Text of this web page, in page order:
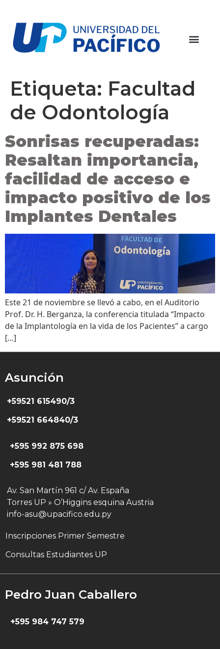
Etiqueta: Facultad
de Odontología
Sonrisas recuperadas:
Resaltan importancia,
facilidad de acceso e
impacto positivo de los
Implantes Dentales
Este 21 de noviembre se llevó a cabo, en el Auditorio
Prof. Dr. H. Berganza, la conferencia titulada “Impacto
de la Implantología en la vida de los Pacientes” a cargo
[…]
Asunción
+59521 615490/3
+59521 664840/3
+595 992 875 698
+595 981 481 788
Av. San Martín 961 c/ Av. España
Torres UP » O’Higgins esquina Austria
info-asu@upacifico.edu.py
Inscripciones Primer Semestre
Consultas Estudiantes UP
Pedro Juan Caballero
+595 984 747 579